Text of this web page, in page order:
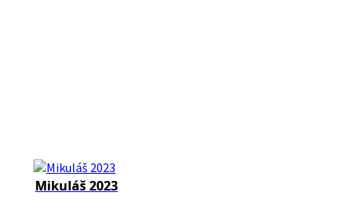
Mikuláš 2023